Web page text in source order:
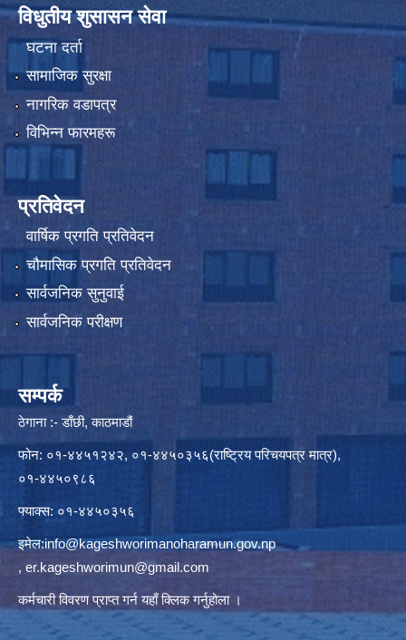
विधुतीय शुसासन सेवा
घटना दर्ता
सामाजिक सुरक्षा
नागरिक वडापत्र
विभिन्न फारमहरू
प्रतिवेदन
वार्षिक प्रगति प्रतिवेदन
चौमासिक प्रगति प्रतिवेदन
सार्वजनिक सुनुवाई
सार्वजनिक परीक्षण
सम्पर्क
ठेगाना :- डाँछी, काठमाडौं
फोन: ०१-४४५१२४२, ०१-४४५०३५६(राष्ट्रिय परिचयपत्र मात्र),
०१-४४५०९८६
फ्याक्स: ०१-४४५०३५६
इमेल:info@kageshworimanoharamun.gov.np
, er.kageshworimun@gmail.com
कर्मचारी विवरण प्राप्त गर्नयहाँ क्लिकगर्नुहोला ।